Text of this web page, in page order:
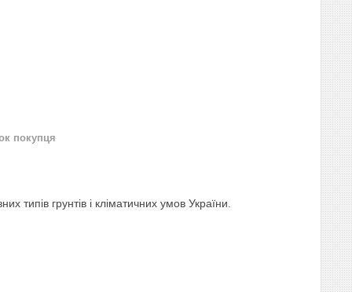
покупця
типів грунтів і кліматичних умов України.